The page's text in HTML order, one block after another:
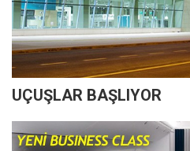
UÇUŞLAR BAŞLIYOR